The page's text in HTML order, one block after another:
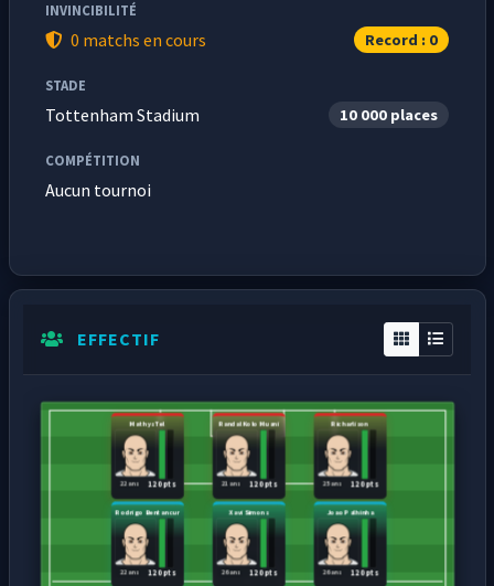
INVINCIBILITÉ
0 matchs en cours Record : 0
STADE
Tottenham Stadium 10 000 places
COMPÉTITION
Aucun tournoi
EFFECTIF
Rodrigo Bentancur
120 pts
22 ans
Xavi Simons
120 pts
26 ans
Joao Palhinha
120 pts
26 ans
Mathys Tel
120 pts
22 ans
Randal Kolo Muani
120 pts
21 ans
Richarlison
120 pts
25 ans